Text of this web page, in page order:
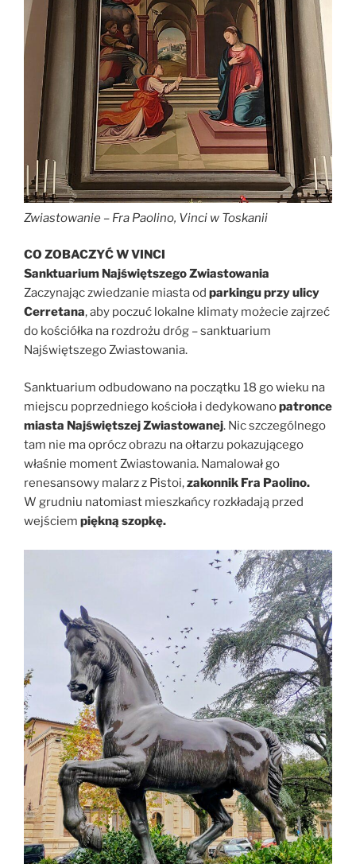
Zwiastowanie – Fra Paolino, Vinci w Toskanii
CO ZOBACZYĆ W VINCI
Sanktuarium Najświętszego Zwiastowania
Zaczynając zwiedzanie miasta od parkingu przy ulicy
Cerretana, aby poczuć lokalne klimaty możecie zajrzeć
do kościółka na rozdrożu dróg – sanktuarium
Najświętszego Zwiastowania.
Sanktuarium odbudowano na początku 18 go wieku na
miejscu poprzedniego kościoła i dedykowanopatronce
miasta Najświętszej Zwiastowanej. Nic szczególnego
tam nie ma oprócz obrazu na ołtarzu pokazującego
właśnie moment Zwiastowania. Namalował go
renesansowy malarz z Pistoi,zakonnik Fra Paolino.
W grudniu natomiast mieszkańcy rozkładają przed
wejściem piękną szopkę.